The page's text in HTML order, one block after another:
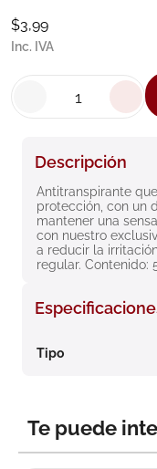
$3,99
Inc. IVA
Descripción
Antitranspirante
protección, con un
mantener una
con nuestro
a reducir la
regular. Contenido:
Tipo
Te puede
3
cerave
7. megacistin
8. roche posay
9. isdin
10. neumoflux